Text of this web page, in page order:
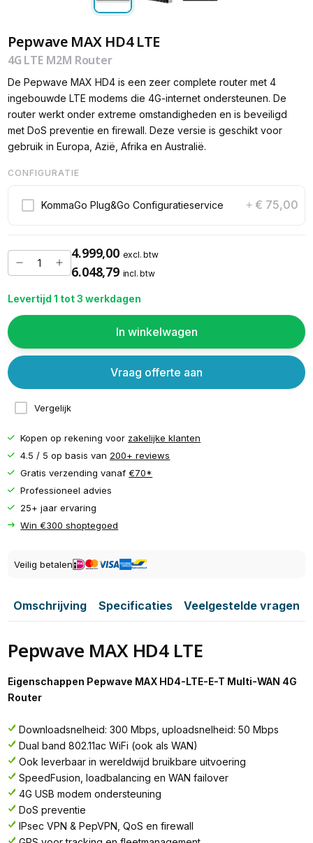
Pepwave MAX HD4 LTE
4G LTE M2M Router
De Pepwave MAX HD4 is een zeer complete router met 4
ingebouwde LTE modems die 4G-internet ondersteunen. De
router werkt onder extreme omstandigheden en is beveiligd
met DoS preventie en firewall. Deze versie is geschikt voor
gebruik in Europa, Azië, Afrika en Australië.
CONFIGURATIE
KommaGo Plug&Go Configuratieservice + € 75,00
4.999,00 excl. btw
6.048,79 incl. btw
Levertijd 1 tot 3 werkdagen
In winkelwagen
Vergelijk
Vraag offerte aan
Kopen op rekening voor zakelijke klanten
4.5 / 5 op basis van 200+ reviews
Gratis verzending vanaf€70*
Professioneel advies
25+ jaar ervaring
Win €300 shoptegoed
Veilig betalen
Omschrijving Specificaties Veelgestelde vragen
Pepwave MAX HD4 LTE
Eigenschappen Pepwave MAX HD4-LTE-E-T Multi-WAN 4G
Router
Downloadsnelheid: 300 Mbps, uploadsnelheid: 50 Mbps
Dual band 802.11ac WiFi (ook als WAN)
Ook leverbaar in wereldwijd bruikbare uitvoering
SpeedFusion, loadbalancing en WAN failover
4G USB modem ondersteuning
DoS preventie
IPsec VPN & PepVPN, QoS en firewall